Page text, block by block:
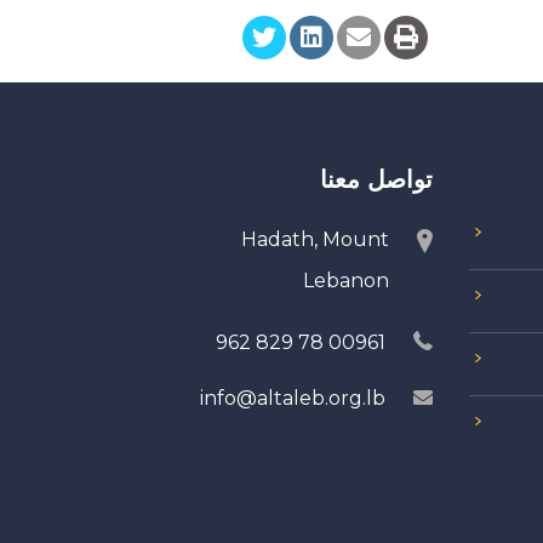
تواصل معنا
Hadath, Mount
Lebanon
00961 78 829 962
info@altaleb.org.lb